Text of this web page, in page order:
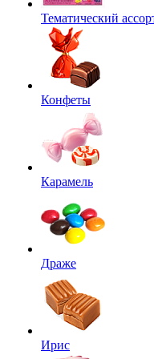
Тематический
Конфеты
Карамель
Драже
Ирис